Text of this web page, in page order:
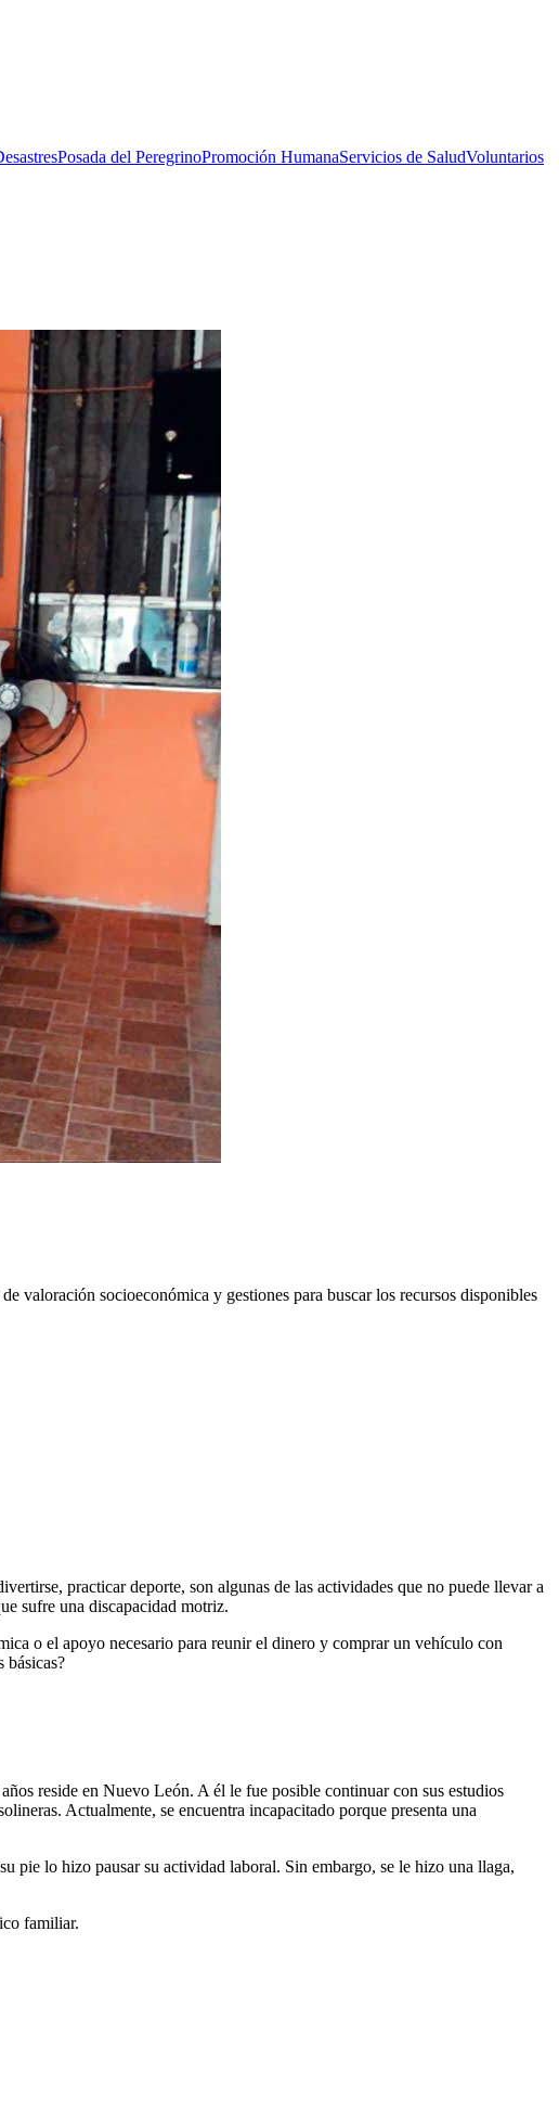
Posada del PeregrinoPromoción HumanaServicios de SaludVoluntarios
valoración socioeconómica y gestiones para buscar los recursos disponibles
practicar deporte, son algunas de las actividades que no puede llevar a
sufre una discapacidad motriz.
o el apoyo necesario para reunir el dinero y comprar un vehículo con
básicas?
reside en Nuevo León. A él le fue posible continuar con sus estudios
Actualmente, se encuentra incapacitado porque presenta una
pie lo hizo pausar su actividad laboral. Sin embargo, se le hizo una llaga,
familiar.